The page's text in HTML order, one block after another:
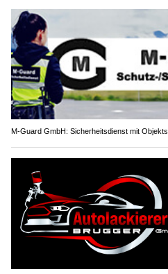
M-Guard GmbH: Sicherheitsdienst mit